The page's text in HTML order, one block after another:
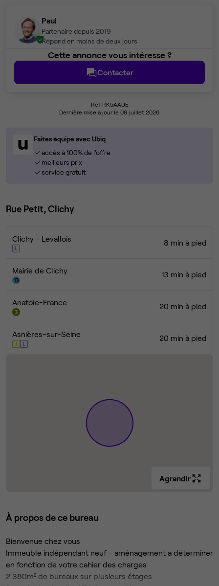
Paul
Partenaire depuis 2019
Répond en moins de deux jours
Cette annonce vous intéresse ?
Contacter
Réf RK5AAUE
Dernière mise à jour le 09 juillet 2026
Faites équipe avec Ubiq
accès à 100% de l'offre
meilleurs prix
service gratuit
Rue Petit, Clichy
Clichy - Levallois 8 min à pied
Mairie de Clichy 13 min à pied
Anatole-France 20 min à pied
Asnières-sur-Seine 20 min à pied
Agrandir
À propos de ce bureau
Bienvenue chez vous
Immeuble indépendant neuf - aménagement a déterminer
en fonction de votre cahier des charges
2 380m² de bureaux sur plusieurs étages.